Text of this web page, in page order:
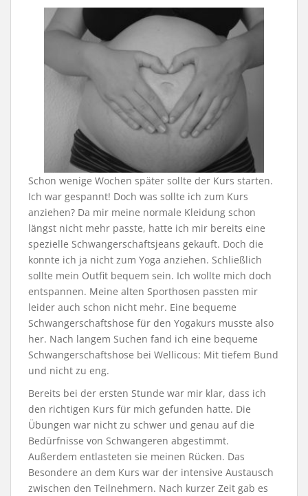
Schon wenige Wochen später sollte der Kurs starten.
Ich war gespannt! Doch was sollte ich zum Kurs
anziehen? Da mir meine normale Kleidung schon
längst nicht mehr passte, hatte ich mir bereits eine
spezielle Schwangerschaftsjeans gekauft. Doch die
konnte ich ja nicht zum Yoga anziehen. Schließlich
sollte mein Outfit bequem sein. Ich wollte mich doch
entspannen. Meine alten Sporthosen passten mir
leider auch schon nicht mehr. Eine bequeme
Schwangerschaftshose für den Yogakurs musste also
her. Nach langem Suchen fand ich eine bequeme
Schwangerschaftshose bei Wellicous: Mit tiefem Bund
und nicht zu eng.
Bereits bei der ersten Stunde war mir klar, dass ich
den richtigen Kurs für mich gefunden hatte. Die
Übungen war nicht zu schwer und genau auf die
Bedürfnisse von Schwangeren abgestimmt.
Außerdem entlasteten sie meinen Rücken. Das
Besondere an dem Kurs war der intensive Austausch
zwischen den Teilnehmern. Nach kurzer Zeit gab es